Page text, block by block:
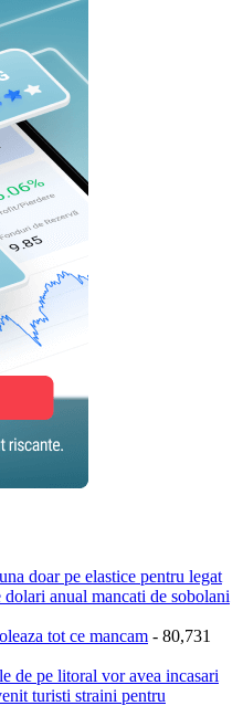
doar pe elastice pentru legat
anual mancati de sobolani
tot ce mancam - 80,731
de pe litoral vor avea incasari
turisti straini pentru